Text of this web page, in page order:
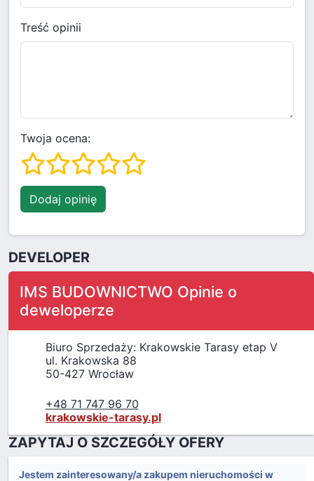
Treść opinii
Twoja ocena:
Dodaj opinię
DEVELOPER
IMS BUDOWNICTWO Opinie o
deweloperze
Biuro Sprzedaży: Krakowskie Tarasy etap V
ul. Krakowska 88
50-427 Wrocław
+48 71 747 96 70
krakowskie-tarasy.pl
ZAPYTAJ O SZCZEGÓŁY OFERY
Jestem zainteresowany/a zakupem nieruchomości w